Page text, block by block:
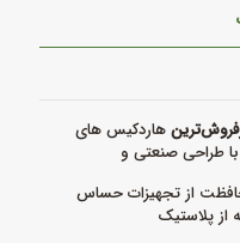
هاردکیس های
طراحی صنعتی و
از تجهیزات حساس
پلاستیک